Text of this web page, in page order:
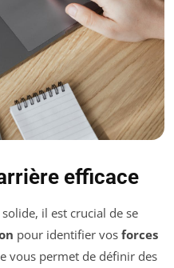
efficace
solide, il est crucial de se
pour identifier vos forces
vous permet de définir des